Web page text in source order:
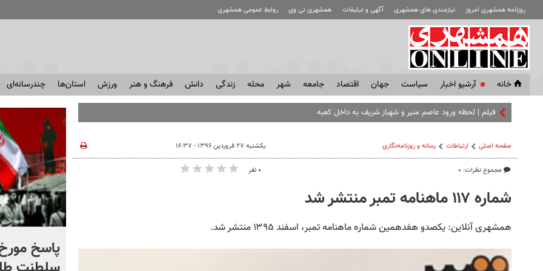
روزنامه همشهری امروز نیازمندی های همشهری آگهی و تبلیغات همشهری تی وی روابط عمومی همشهری
خانه آرشیو اخبار سياست جهان اقتصاد جامعه شهر محله زندگی دانش فرهنگ و هنر ورزش استان‌ها چندرسانه‌ای
فیلم | لحظه ورود عاصم منیر و شهباز شریف به داخل کعبه
صفحه اصلی ارتباطات رسانه و روزنامه‌نگاری
مجموع نظرات: ۰
یکشنبه ۲۷ فروردین ۱۳۹۶ - ۱۶:۳۷
۰ نفر
شماره ۱۱۷ ماهنامه تمبر منتشر شد
همشهری آنلاین: یکصدو هفدهمین شماره ماهنامه تمبر، اسفند ۱۳۹۵ منتشر شد.
شادمهر عقیلی قطعه «گل
پاسخ